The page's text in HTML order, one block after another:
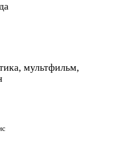
мультфильм,